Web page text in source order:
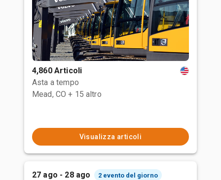
4,860 Articoli
Asta a tempo
Mead, CO + 15 altro
Visualizza articoli
27 ago - 28 ago 2 evento del giorno